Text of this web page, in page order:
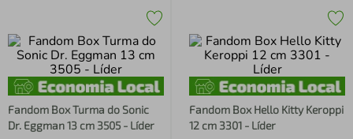
Fandom Box Turma do Sonic
Dr. Eggman 13 cm 3505 - Líder
Fandom Box Hello Kitty Keroppi
12 cm 3301 - Líder